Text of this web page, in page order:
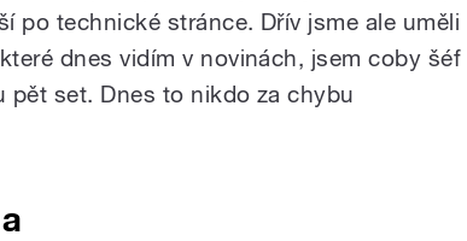
po technické stránce. Dřív jsme ale uměli
dnes vidím v novinách, jsem coby šéf
pět set. Dnes to nikdo za chybu